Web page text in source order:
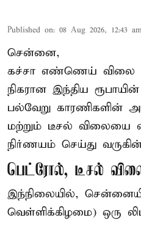
Published on: 08 Aug 2026, 12:43
சென்னை,
கச்சா எண்ணெய் விலை
நிகரான இந்திய
பல்வேறு காரணிகளின்
மற்றும் டீசல்
நிர்ணயம் செய்து
பெட்ரோல், டீசல்
இந்நிலையில்,
வெள்ளிக்கிழமை) ஒரு